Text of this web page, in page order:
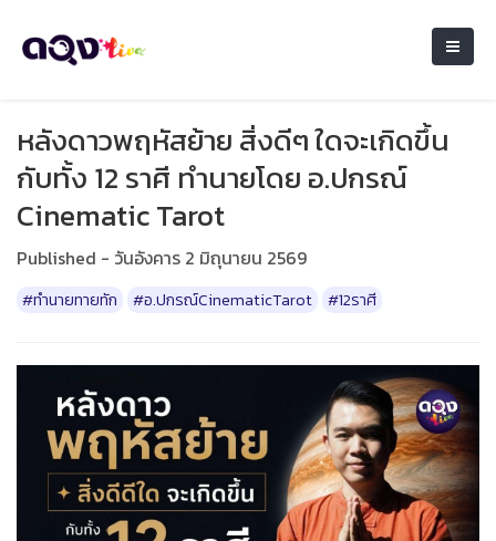
หลังดาวพฤหัสย้าย สิ่งดีๆ ใดจะเกิดขึ้น
กับทั้ง 12 ราศี ทำนายโดย อ.ปกรณ์
Cinematic Tarot
Published - วันอังคาร 2 มิถุนายน 2569
#ทำนายทายทัก #อ.ปกรณ์CinematicTarot #12ราศี